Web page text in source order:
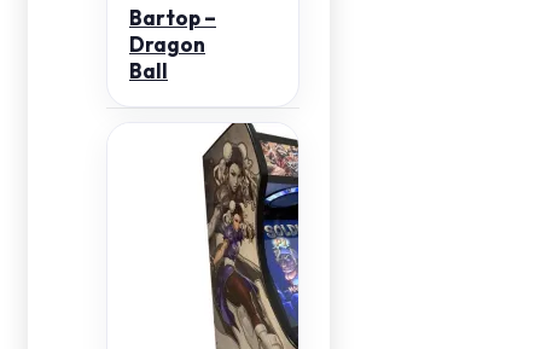
Bartop –
Dragon
Ball